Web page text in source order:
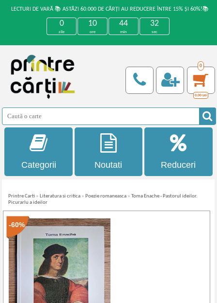
LECTURI DE VARĂ 📚 ASTĂZI 60.000 DE CĂRȚI AU REDUCERE ÎNTRE 15% ȘI 60%!📚
0
zile
10
ore
44
min
32
sec
0
0,00 Lei
Categorii Noutati Reduceri
Printre Carti » Literatura si critica » Poezie romaneasca »Toma Enache - Pastorul ideilor.
Picurarlu a ideilor
-60%